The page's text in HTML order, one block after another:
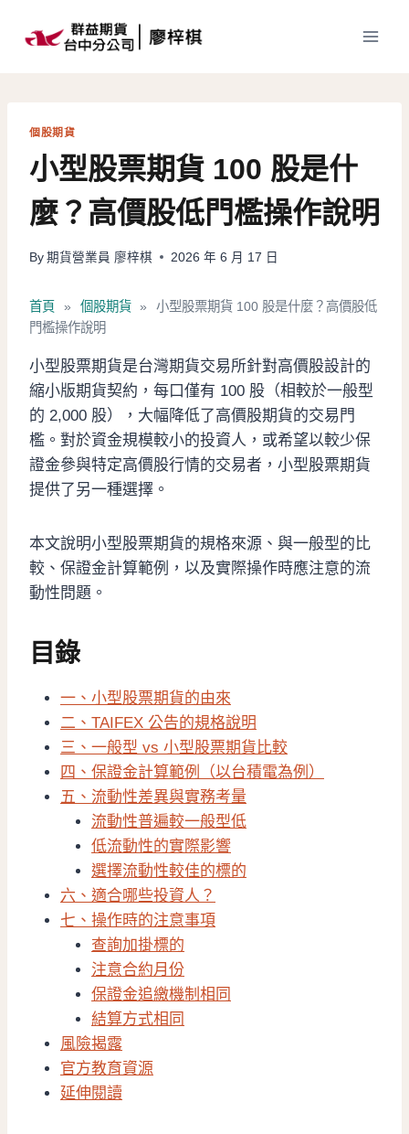
個股期貨
小型股票期貨 100 股是什
麼？高價股低門檻操作說明
By 期貨營業員 廖梓棋 2026 年 6 月 17 日
首頁 » 個股期貨 »
小型股票期貨 100 股是什麼？高價股低
門檻操作說明
小型股票期貨是台灣期貨交易所針對高價股設計的
縮小版期貨契約，每口僅有 100 股（相較於一般型
的 2,000 股），大幅降低了高價股期貨的交易門
檻。對於資金規模較小的投資人，或希望以較少保
證金參與特定高價股行情的交易者，小型股票期貨
提供了另一種選擇。
本文說明小型股票期貨的規格來源、與一般型的比
較、保證金計算範例，以及實際操作時應注意的流
動性問題。
目錄
一、小型股票期貨的由來
二、TAIFEX 公告的規格說明
三、一般型 vs 小型股票期貨比較
四、保證金計算範例（以台積電為例）
五、流動性差異與實務考量
流動性普遍較一般型低
低流動性的實際影響
選擇流動性較佳的標的
六、適合哪些投資人？
七、操作時的注意事項
查詢加掛標的
注意合約月份
保證金追繳機制相同
結算方式相同
風險揭露
官方教育資源
延伸閱讀